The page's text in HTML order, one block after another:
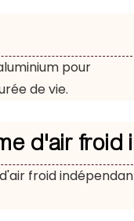
pour
de vie.
d'air froid
froid